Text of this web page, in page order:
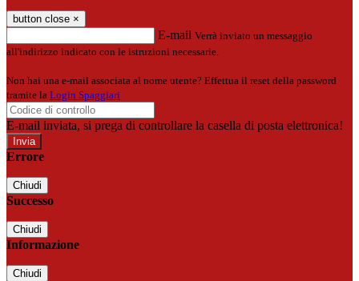
button close ×
E-mail Verrà inviato un messaggio
all'indirizzo indicato con le istruzioni necessarie.
Non hai una e-mail associata al nome utente? Effettua il reset della password
tramite la Login Spaggiari
E-mail inviata, si prega di controllare la casella di posta elettronica!
Errore
Chiudi
Successo
Chiudi
Informazione
Chiudi